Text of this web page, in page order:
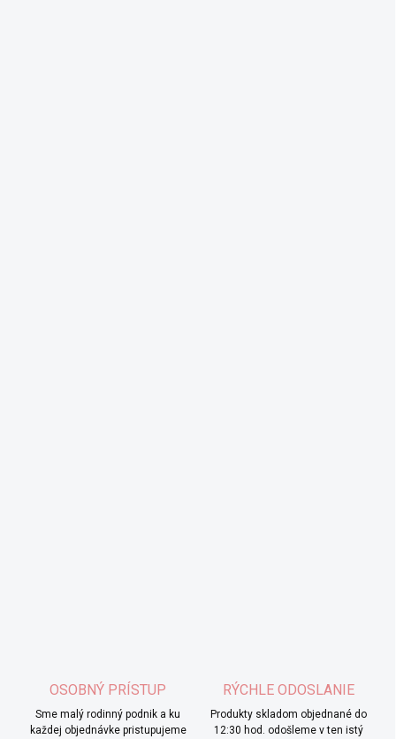
OSOBNÝ PRÍSTUP
Sme malý rodinný podnik a ku
každej objednávke pristupujeme
RÝCHLE ODOSLANIE
Produkty skladom objednané do
12:30 hod. odošleme v ten istý